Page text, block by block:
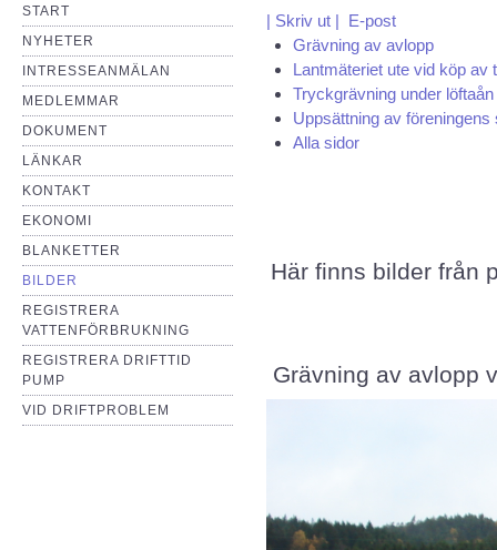
START
NYHETER
INTRESSEANMÄLAN
MEDLEMMAR
DOKUMENT
LÄNKAR
KONTAKT
EKONOMI
BLANKETTER
BILDER
REGISTRERA
VATTENFÖRBRUKNING
REGISTRERA DRIFTTID
PUMP
VID DRIFTPROBLEM
| Skriv ut | E-post
Grävning av avlopp
Lantmäteriet ute vid köp av
Tryckgrävning under
Uppsättning av föreningens
Alla sidor
Här finns bilder från
Grävning av avlopp